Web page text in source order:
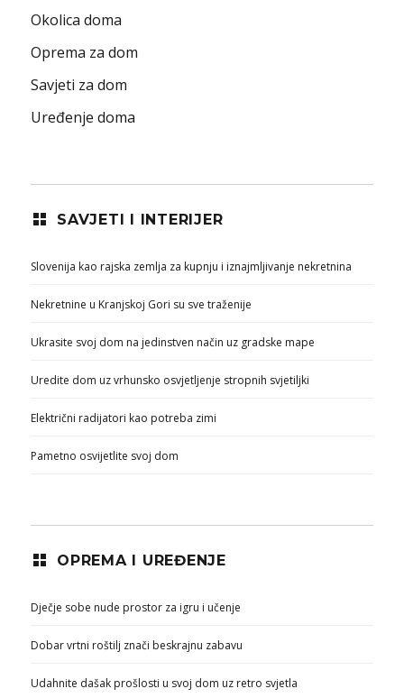
Okolica doma
Oprema za dom
Savjeti za dom
Uređenje doma
SAVJETI I INTERIJER
Slovenija kao rajska zemlja za kupnju i iznajmljivanje nekretnina
Nekretnine u Kranjskoj Gori su sve traženije
Ukrasite svoj dom na jedinstven način uz gradske mape
Uredite dom uz vrhunsko osvjetljenje stropnih svjetiljki
Električni radijatori kao potreba zimi
Pametno osvijetlite svoj dom
OPREMA I UREĐENJE
Dječje sobe nude prostor za igru i učenje
Dobar vrtni roštilj znači beskrajnu zabavu
Udahnite dašak prošlosti u svoj dom uz retro svjetla